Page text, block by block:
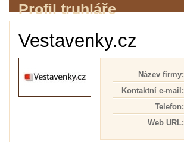
Profil truhláře
Vestavenky.cz
Název firmy:
Kontaktní e-mail:
Telefon:
Web URL: